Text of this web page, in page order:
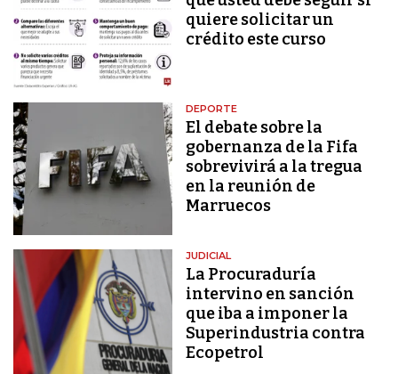
quiere solicitar un
crédito este curso
DEPORTE
El debate sobre la
gobernanza de la Fifa
sobrevivirá a la tregua
en la reunión de
Marruecos
JUDICIAL
La Procuraduría
intervino en sanción
que iba a imponer la
Superindustria contra
Ecopetrol